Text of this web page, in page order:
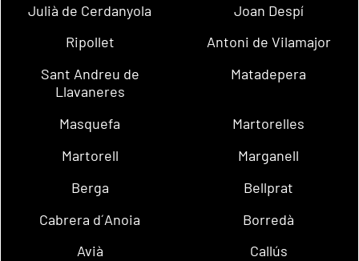
Julià de Cerdanyola
Joan Despí
Ripollet
Antoni de Vilamajor
Sant Andreu de
Llavaneres
Matadepera
Masquefa
Martorelles
Martorell
Marganell
Berga
Bellprat
Cabrera d´Anoia
Borredà
Avià
Callús